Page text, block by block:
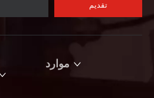
تقديم
موارد